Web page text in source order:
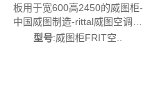
板用于宽600高2450的威图柜-
中国威图制造-rittal威图空调维
修威图机柜威图电柜威图风扇
型号:威图柜FRIT空..